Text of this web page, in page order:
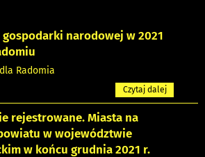
narodowej w 2021
Radomia
Czytaj dalej
rejestrowane. Miasta na
w województwie
w końcu grudnia 2021 r.